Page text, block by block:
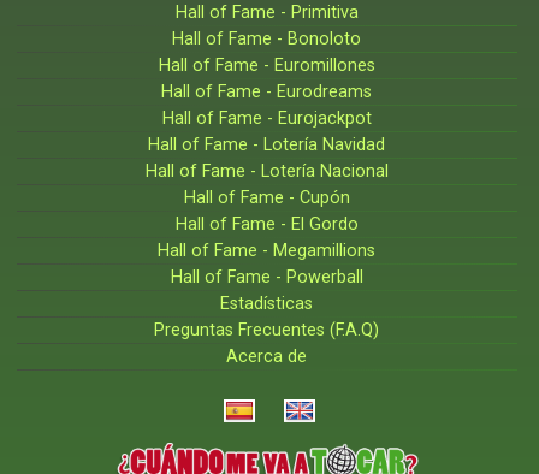
Hall of Fame - Primitiva
Hall of Fame - Bonoloto
Hall of Fame - Euromillones
Hall of Fame - Eurodreams
Hall of Fame - Eurojackpot
Hall of Fame - Lotería Navidad
Hall of Fame - Lotería Nacional
Hall of Fame - Cupón
Hall of Fame - El Gordo
Hall of Fame - Megamillions
Hall of Fame - Powerball
Estadísticas
Preguntas Frecuentes (F.A.Q)
Acerca de